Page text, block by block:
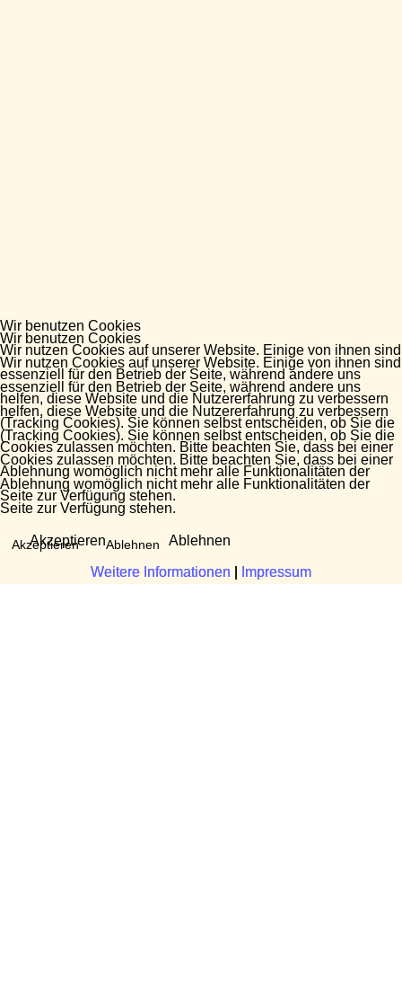
Wir benutzen Cookies
Wir nutzen Cookies auf unserer Website. Einige von ihnen sind
essenziell für den Betrieb der Seite, während andere uns
helfen, diese Website und die Nutzererfahrung zu verbessern
(Tracking Cookies). Sie können selbst entscheiden, ob Sie die
Cookies zulassen möchten. Bitte beachten Sie, dass bei einer
Ablehnung womöglich nicht mehr alle Funktionalitäten der
Seite zur Verfügung stehen.
Akzeptieren Ablehnen
Weitere Informationen Impressum
Wir benutzen Cookies
Wir nutzen Cookies auf unserer Website. Einige von ihnen sind
essenziell für den Betrieb der Seite, während andere uns
helfen, diese Website und die Nutzererfahrung zu verbessern
(Tracking Cookies). Sie können selbst entscheiden, ob Sie die
Cookies zulassen möchten. Bitte beachten Sie, dass bei einer
Ablehnung womöglich nicht mehr alle Funktionalitäten der
Seite zur Verfügung stehen.
Akzeptieren Ablehnen
Weitere Informationen Impressum